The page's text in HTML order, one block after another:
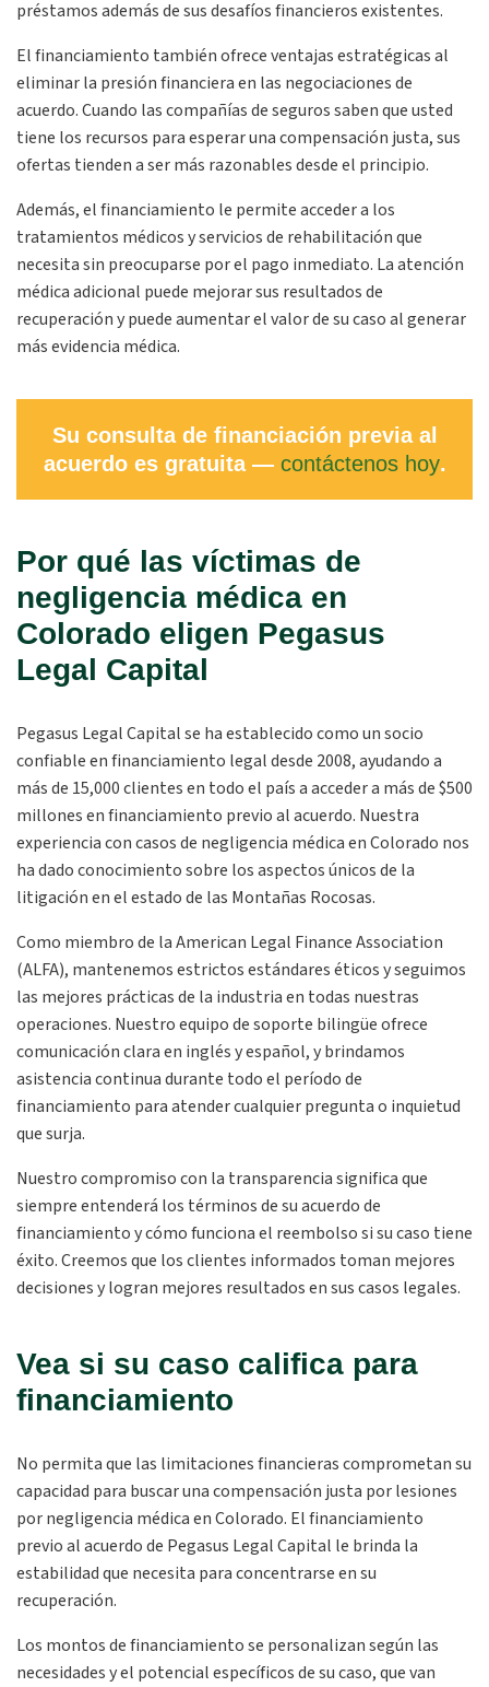
préstamos además de sus desafíos financieros existentes.
El financiamiento también ofrece ventajas estratégicas al
eliminar la presión financiera en las negociaciones de
acuerdo. Cuando las compañías de seguros saben que usted
tiene los recursos para esperar una compensación justa, sus
ofertas tienden a ser más razonables desde el principio.
Además, el financiamiento le permite acceder a los
tratamientos médicos y servicios de rehabilitación que
necesita sin preocuparse por el pago inmediato. La atención
médica adicional puede mejorar sus resultados de
recuperación y puede aumentar el valor de su caso al generar
más evidencia médica.
Su consulta de financiación previa al
acuerdo es gratuita — contáctenos hoy.
Por qué las víctimas de
negligencia médica en
Colorado eligen Pegasus
Legal Capital
Pegasus Legal Capital se ha establecido como un socio
confiable en financiamiento legal desde 2008, ayudando a
más de 15,000 clientes en todo el país a acceder a más de $500
millones en financiamiento previo al acuerdo. Nuestra
experiencia con casos de negligencia médica en Colorado nos
ha dado conocimiento sobre los aspectos únicos de la
litigación en el estado de las Montañas Rocosas.
Como miembro de la American Legal Finance Association
(ALFA), mantenemos estrictos estándares éticos y seguimos
las mejores prácticas de la industria en todas nuestras
operaciones. Nuestro equipo de soporte bilingüe ofrece
comunicación clara en inglés y español, y brindamos
asistencia continua durante todo el período de
financiamiento para atender cualquier pregunta o inquietud
que surja.
Nuestro compromiso con la transparencia significa que
siempre entenderá los términos de su acuerdo de
financiamiento y cómo funciona el reembolso si su caso tiene
éxito. Creemos que los clientes informados toman mejores
decisiones y logran mejores resultados en sus casos legales.
Vea si su caso califica para
financiamiento
No permita que las limitaciones financieras comprometan su
capacidad para buscar una compensación justa por lesiones
por negligencia médica en Colorado. El financiamiento
previo al acuerdo de Pegasus Legal Capital le brinda la
estabilidad que necesita para concentrarse en su
recuperación.
Los montos de financiamiento se personalizan según las
necesidades y el potencial específicos de su caso, que van